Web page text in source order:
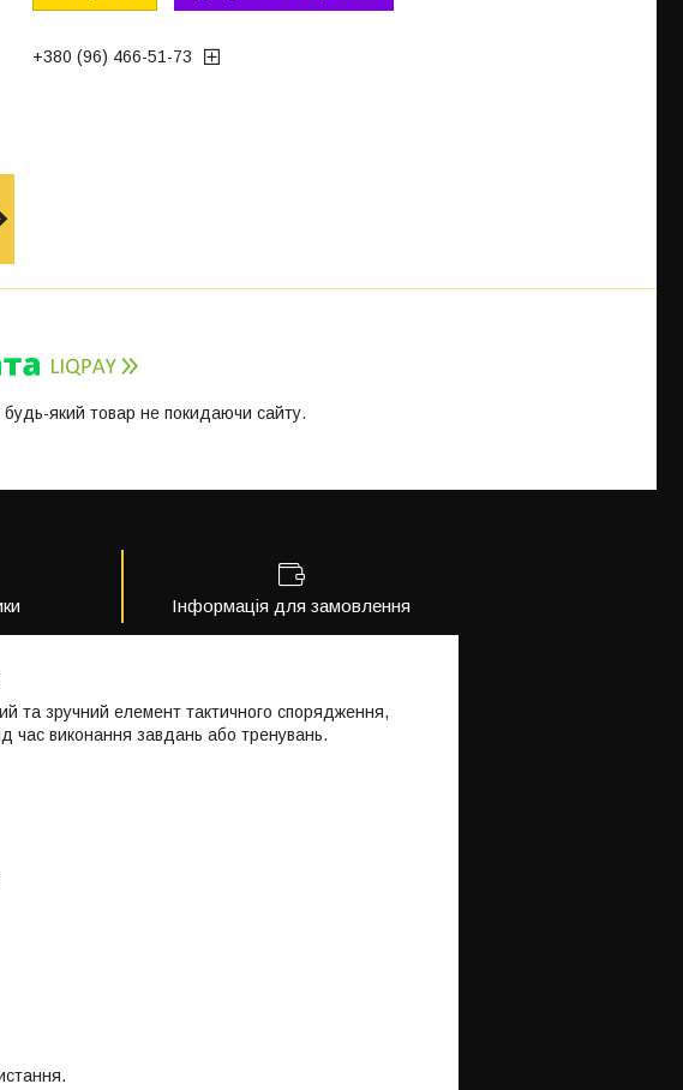
+380 (96) 466-51-73
будь-який товар не покидаючи сайту.
Інформація для замовлення
та зручний елемент тактичного спорядження,
час виконання завдань або тренувань.